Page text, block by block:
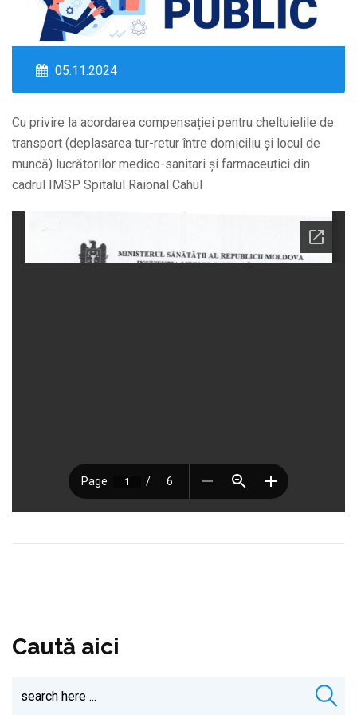
05.11.2024
Cu privire la acordarea compensației pentru cheltuielile de
transport (deplasarea tur-retur între domiciliu și locul de
muncă) lucrătorilor medico-sanitari și farmaceutici din
cadrul IMSP Spitalul Raional Cahul
Caută aici